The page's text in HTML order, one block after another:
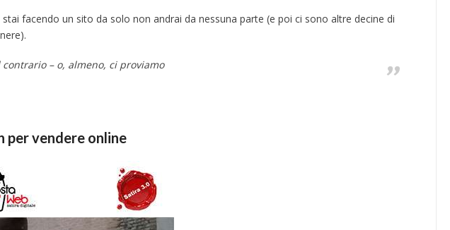
facendo un sito da solo non andrai da nessuna parte (e poi ci sono altre decine di
– o, almeno, ci proviamo
per vendere online